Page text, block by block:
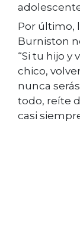
Por último,
Burniston
“Si tu hijo y
chico,
nunca
todo, reíte
casi